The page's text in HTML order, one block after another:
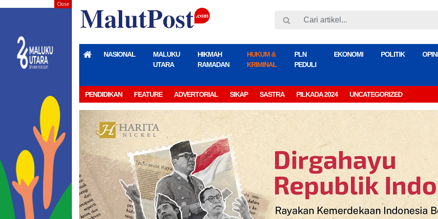
NASIONAL
MALUKU
UTARA
HIKMAH
RAMADAN
HUKUM &
KRIMINAL
PLN
PEDULI
EKONOMI POLITIK OPINI
PENDIDIKAN FEATURE ADVERTORIAL SIKAP SASTRA PILKADA 2024 UNCATEGORIZED
Close